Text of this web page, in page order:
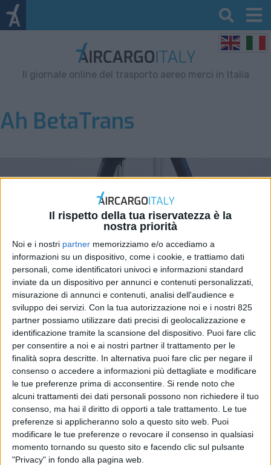
Il rispetto della tua riservatezza è la
nostra priorità
Noi e i nostri partner memorizziamo e/o accediamo a
informazioni su un dispositivo, come i cookie, e trattiamo dati
personali, come identificatori univoci e informazioni standard
inviate da un dispositivo per annunci e contenuti personalizzati,
misurazione di annunci e contenuti, analisi dell'audience e
sviluppo dei servizi. Con la tua autorizzazione noi e i nostri 825
partner possiamo utilizzare dati precisi di geolocalizzazione e
identificazione tramite la scansione del dispositivo. Puoi fare clic
per consentire a noi e ai nostri partner il trattamento per le
finalità sopra descritte. In alternativa puoi fare clic per negare il
consenso o accedere a informazioni più dettagliate e modificare
le tue preferenze prima di acconsentire. Si rende noto che
alcuni trattamenti dei dati personali possono non richiedere il tuo
consenso, ma hai il diritto di opporti a tale trattamento. Le tue
preferenze si applicheranno solo a questo sito web. Puoi
modificare le tue preferenze o revocare il consenso in qualsiasi
momento tornando su questo sito e facendo clic sul pulsante
"Privacy" in fondo alla pagina web.
Il giornale online del trasporto aereo merci in Italia
Ah BetaTrans
Fracht Italia ha spedito un
boiler negli Usa su un
Antonov 124-100 (FOTO –
VIDEO)
ESTERO 5 OTTOBRE 2021